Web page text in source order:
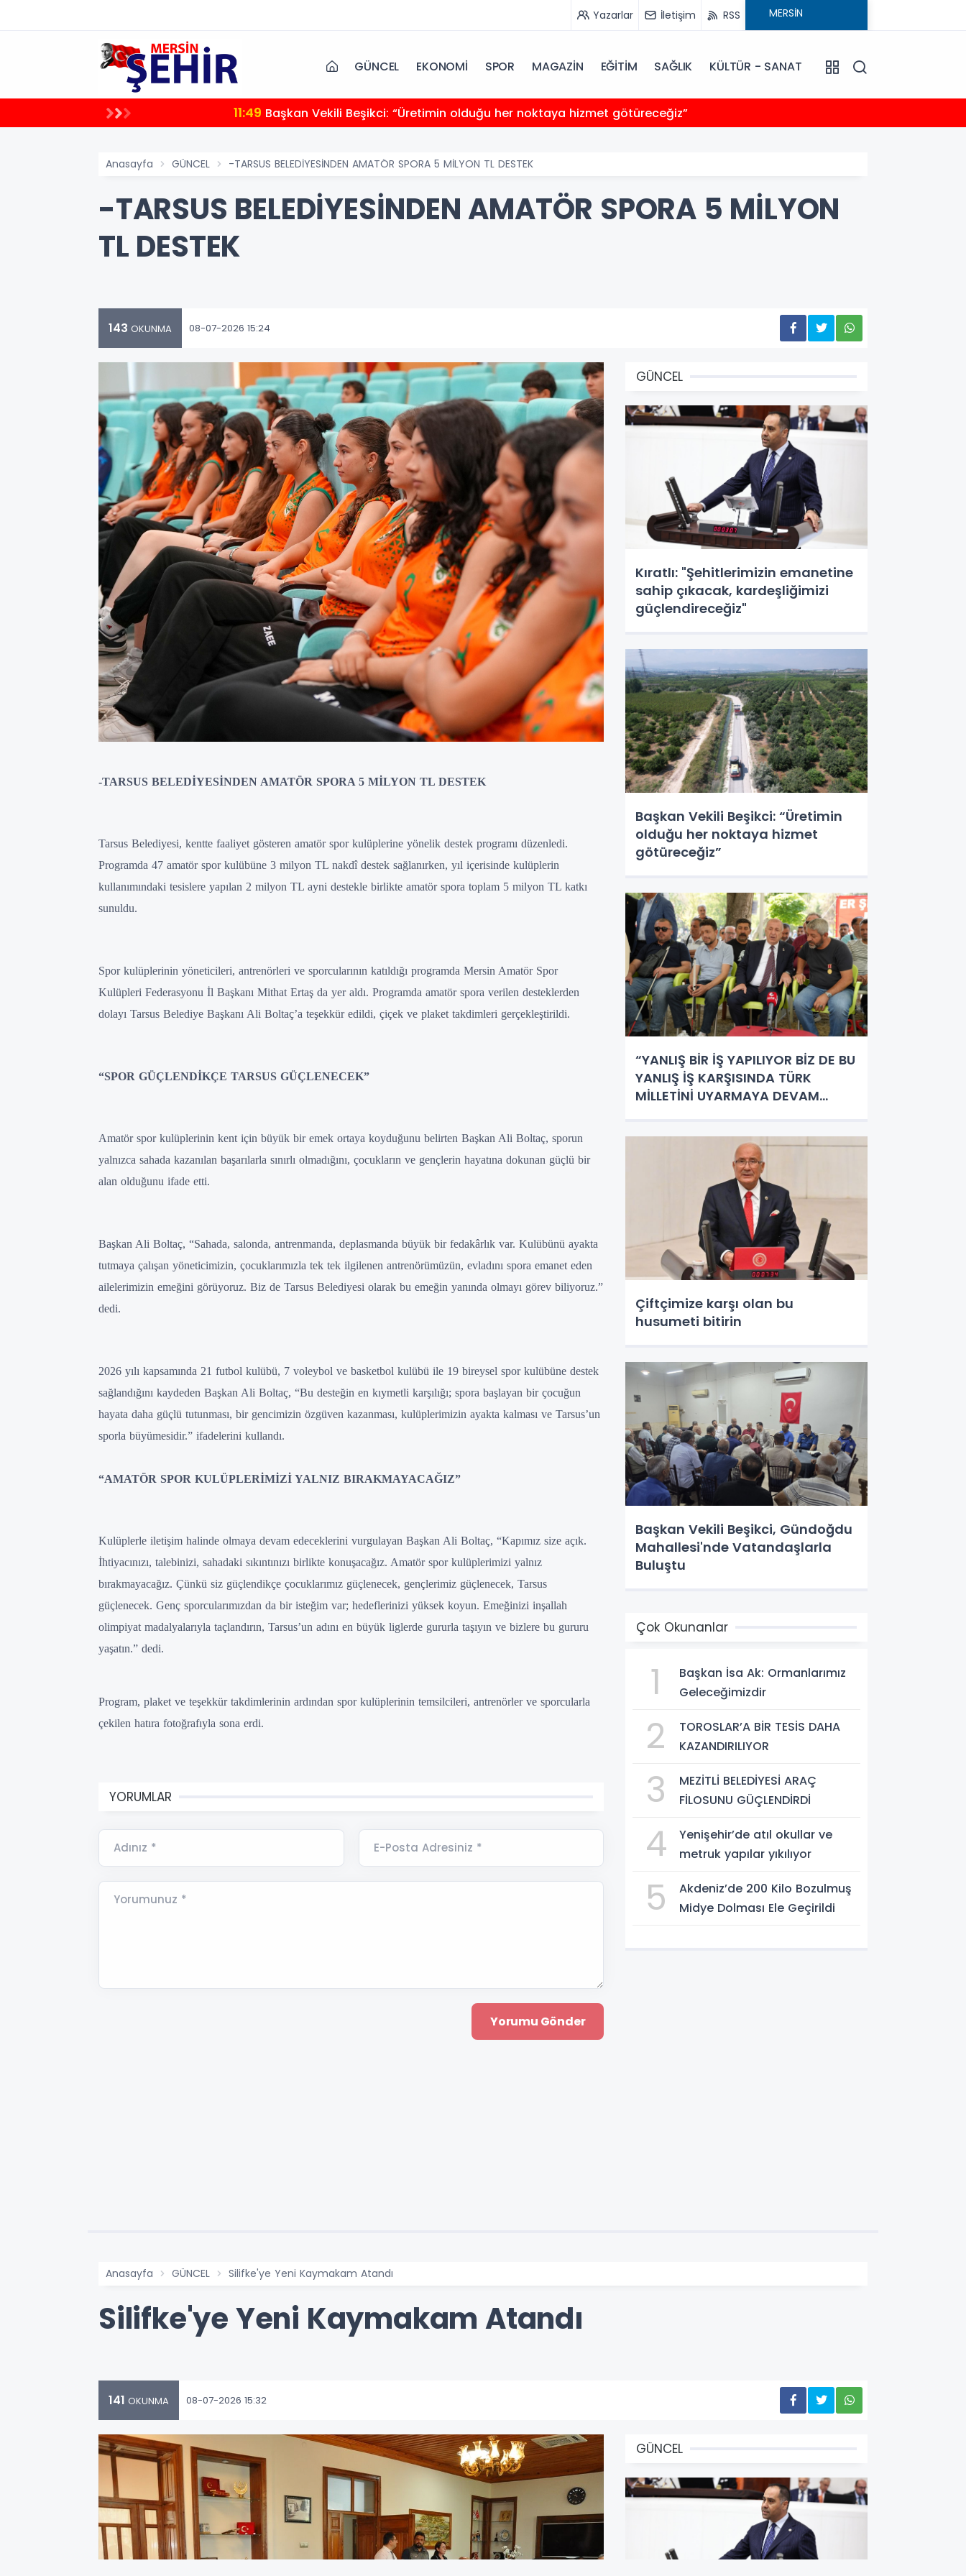
Yazarlar İletişim RSS
GÜNCEL EKONOMİ SPOR MAGAZİN EĞİTİM SAĞLIK KÜLTÜR - SANAT
11:49 Başkan Vekili Beşikci: “Üretimin olduğu her noktaya hizmet götüreceğiz”
Anasayfa GÜNCEL -TARSUS BELEDİYESİNDEN AMATÖR SPORA 5 MİLYON TL DESTEK
-TARSUS BELEDİYESİNDEN AMATÖR SPORA 5 MİLYON
TL DESTEK
143 OKUNMA 08-07-2026 15:24
-TARSUS BELEDİYESİNDEN AMATÖR SPORA 5 MİLYON TL DESTEK
Tarsus Belediyesi, kentte faaliyet gösteren amatör spor kulüplerine yönelik destek programı düzenledi.
Programda 47 amatör spor kulübüne 3 milyon TL nakdî destek sağlanırken, yıl içerisinde kulüplerin
kullanımındaki tesislere yapılan 2 milyon TL ayni destekle birlikte amatör spora toplam 5 milyon TL katkı
sunuldu.
Spor kulüplerinin yöneticileri, antrenörleri ve sporcularının katıldığı programda Mersin Amatör Spor
Kulüpleri Federasyonu İl Başkanı Mithat Ertaş da yer aldı. Programda amatör spora verilen desteklerden
dolayı Tarsus Belediye Başkanı Ali Boltaç’a teşekkür edildi, çiçek ve plaket takdimleri gerçekleştirildi.
“SPOR GÜÇLENDİKÇE TARSUS GÜÇLENECEK”
Amatör spor kulüplerinin kent için büyük bir emek ortaya koyduğunu belirten Başkan Ali Boltaç, sporun
yalnızca sahada kazanılan başarılarla sınırlı olmadığını, çocukların ve gençlerin hayatına dokunan güçlü bir
alan olduğunu ifade etti.
Başkan Ali Boltaç, “Sahada, salonda, antrenmanda, deplasmanda büyük bir fedakârlık var. Kulübünü ayakta
tutmaya çalışan yöneticimizin, çocuklarımızla tek tek ilgilenen antrenörümüzün, evladını spora emanet eden
ailelerimizin emeğini görüyoruz. Biz de Tarsus Belediyesi olarak bu emeğin yanında olmayı görev biliyoruz.”
dedi.
2026 yılı kapsamında 21 futbol kulübü, 7 voleybol ve basketbol kulübü ile 19 bireysel spor kulübüne destek
sağlandığını kaydeden Başkan Ali Boltaç, “Bu desteğin en kıymetli karşılığı; spora başlayan bir çocuğun
hayata daha güçlü tutunması, bir gencimizin özgüven kazanması, kulüplerimizin ayakta kalması ve Tarsus’un
sporla büyümesidir.” ifadelerini kullandı.
“AMATÖR SPOR KULÜPLERİMİZİ YALNIZ BIRAKMAYACAĞIZ”
Kulüplerle iletişim halinde olmaya devam edeceklerini vurgulayan Başkan Ali Boltaç, “Kapımız size açık.
İhtiyacınızı, talebinizi, sahadaki sıkıntınızı birlikte konuşacağız. Amatör spor kulüplerimizi yalnız
bırakmayacağız. Çünkü siz güçlendikçe çocuklarımız güçlenecek, gençlerimiz güçlenecek, Tarsus
güçlenecek. Genç sporcularımızdan da bir isteğim var; hedeflerinizi yüksek koyun. Emeğinizi inşallah
olimpiyat madalyalarıyla taçlandırın, Tarsus’un adını en büyük liglerde gururla taşıyın ve bizlere bu gururu
yaşatın.” dedi.
Program, plaket ve teşekkür takdimlerinin ardından spor kulüplerinin temsilcileri, antrenörler ve sporcularla
çekilen hatıra fotoğrafıyla sona erdi.
YORUMLAR
Adınız * E-Posta Adresiniz *
Yorumunuz *
GÜNCEL
Kıratlı: "Şehitlerimizin emanetine
sahip çıkacak, kardeşliğimizi
güçlendireceğiz"
Başkan Vekili Beşikci: “Üretimin
olduğu her noktaya hizmet
götüreceğiz”
“YANLIŞ BİR İŞ YAPILIYOR BİZ DE BU
YANLIŞ İŞ KARŞISINDA TÜRK
MİLLETİNİ UYARMAYA DEVAM
Çiftçimize karşı olan bu
husumeti bitirin
Başkan Vekili Beşikci, Gündoğdu
Mahallesi'nde Vatandaşlarla
Buluştu
Çok Okunanlar
1
Başkan İsa Ak: Ormanlarımız
Geleceğimizdir
2
TOROSLAR’A BİR TESİS DAHA
KAZANDIRILIYOR
3
MEZİTLİ BELEDİYESİ ARAÇ
FİLOSUNU GÜÇLENDİRDİ
4
Yenişehir’de atıl okullar ve
metruk yapılar yıkılıyor
5
Akdeniz’de 200 Kilo Bozulmuş
Midye Dolması Ele Geçirildi
Anasayfa GÜNCEL Silifke'ye Yeni Kaymakam Atandı
Silifke'ye Yeni Kaymakam Atandı
141 OKUNMA 08-07-2026 15:32
GÜNCEL